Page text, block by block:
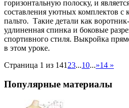
горизонтальную полоску, и
составления уютных комплектов с
пальто. Такие детали как
удлиненная спинка и боковые
спортивного стиля. Выкройка
в этом уроке.
Страница 1 из 141 23...10...»14 »
Популярные материалы